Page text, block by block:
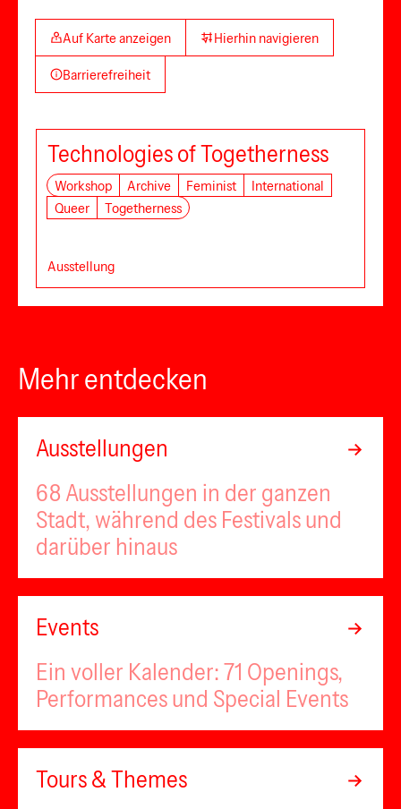
Auf Karte anzeigen Hierhin navigieren
Barrierefreiheit
Technologies of Togetherness
Workshop Archive Feminist
International
Queer
Togetherness
Ausstellung
Mehr entdecken
Ausstellungen
68 Ausstellungen in der ganzen
Stadt, während des Festivals und
darüber hinaus
Events
Ein voller Kalender: 71 Openings,
Performances und Special Events
Tours & Themes